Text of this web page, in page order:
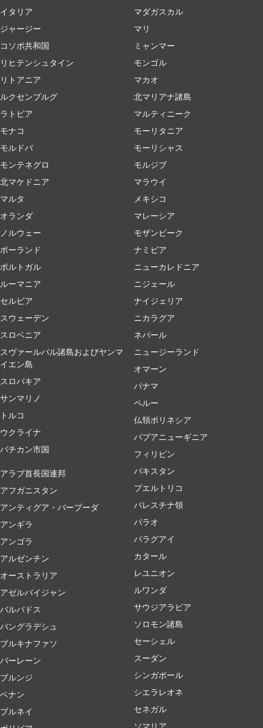
イタリア
ジャージー
コソボ共和国
リヒテンシュタイン
リトアニア
ルクセンブルグ
ラトビア
モナコ
モルドバ
モンテネグロ
北マケドニア
マルタ
オランダ
ノルウェー
ポーランド
ポルトガル
ルーマニア
セルビア
スウェーデン
スロベニア
スヴァールバル諸島およびヤンマ
イエン島
スロバキア
サンマリノ
トルコ
ウクライナ
バチカン市国
アラブ首長国連邦
アフガニスタン
アンティグア・バーブーダ
アンギラ
アンゴラ
アルゼンチン
オーストラリア
アゼルバイジャン
バルバドス
バングラデシュ
ブルキナファソ
バーレーン
ブルンジ
ベナン
ブルネイ
マダガスカル
マリ
ミャンマー
モンゴル
マカオ
北マリアナ諸島
マルティニーク
モーリタニア
モーリシャス
モルジブ
マラウイ
メキシコ
マレーシア
モザンビーク
ナミビア
ニューカレドニア
ニジェール
ナイジェリア
ニカラグア
ネパール
ニュージーランド
オマーン
パナマ
ペルー
仏領ポリネシア
パプアニューギニア
フィリピン
パキスタン
プエルトリコ
パレスチナ領
パラオ
パラグアイ
カタール
レユニオン
ルワンダ
サウジアラビア
ソロモン諸島
セーシェル
スーダン
シンガポール
シエラレオネ
セネガル
ソマリア